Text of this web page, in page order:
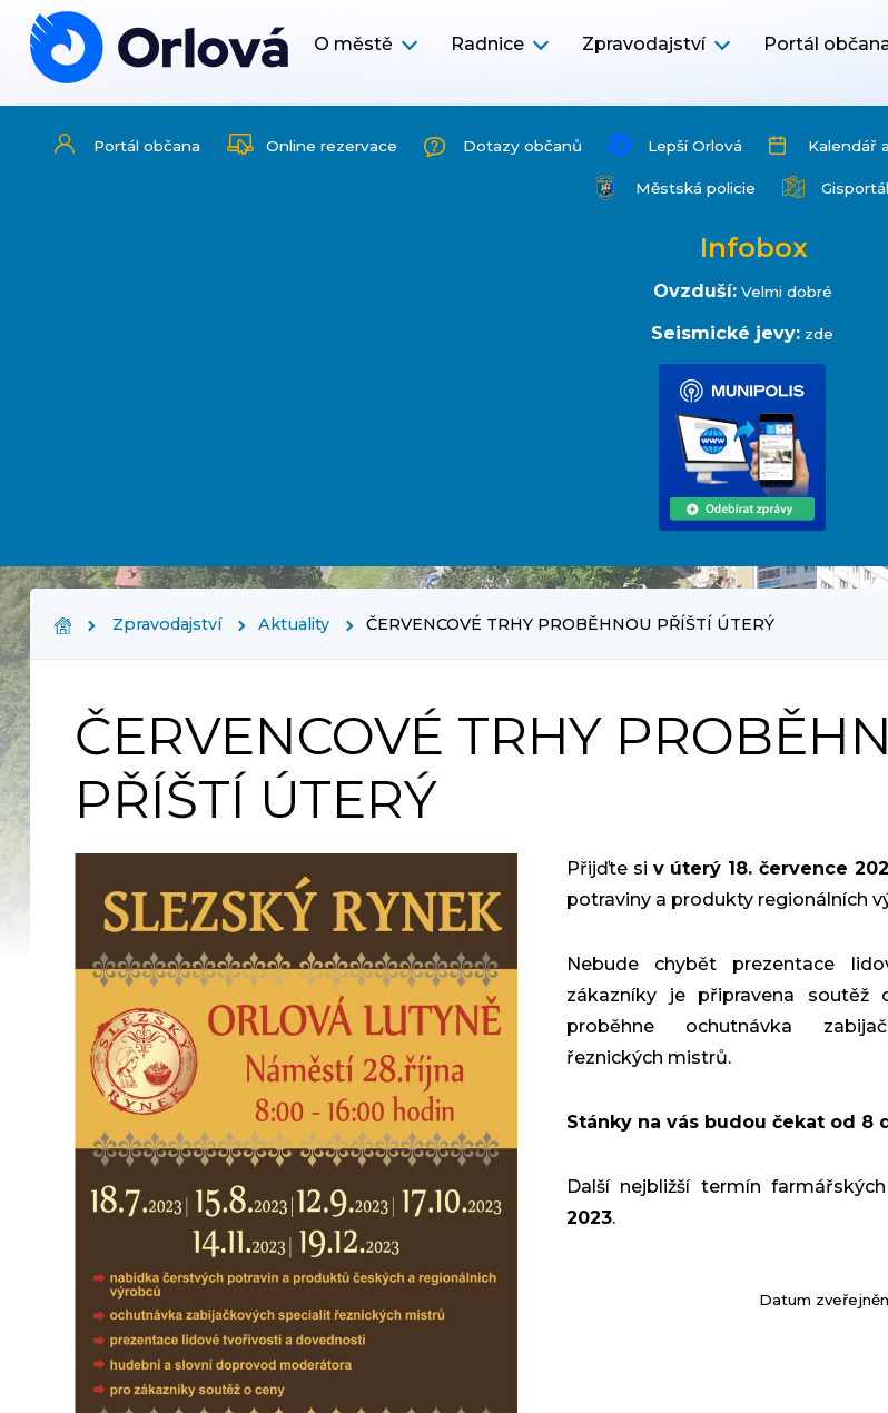
O městě Radnice Zpravodajství Portál
Portál občana Online rezervace Dotazy občanů Lepší Orlová Kalendář
Městská policie Gisportál
Infobox
Ovzduší: Velmi dobré
Seismické jevy: zde
Zpravodajství Aktuality ČERVENCOVÉ TRHY PROBĚHNOU PŘÍŠTÍ ÚTERÝ
ČERVENCOVÉ TRHY
PŘÍŠTÍ ÚTERÝ
Přijďte si v úterý 18. července
potraviny a produkty regionálních
Nebude chybět prezentace
zákazníky je připravena soutěž
proběhne ochutnávka
řeznických mistrů.
Stánky na vás budou čekat od 8
Další nejbližší termín
2023.
Datum